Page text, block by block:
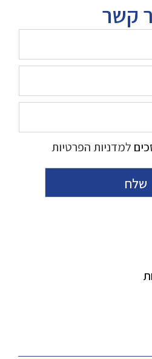
קשר
למדניות הפרטיות